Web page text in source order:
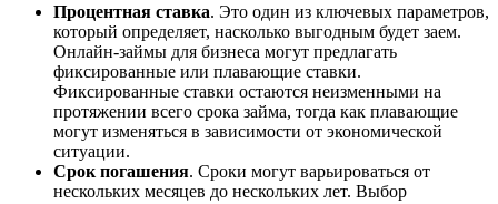
Процентная ставка. Это один из ключевых параметров,
который определяет, насколько выгодным будет заем.
Онлайн-займы для бизнеса могут предлагать
фиксированные или плавающие ставки.
Фиксированные ставки остаются неизменными на
протяжении всего срока займа, тогда как плавающие
могут изменяться в зависимости от экономической
ситуации.
Срок погашения. Сроки могут варьироваться от
нескольких месяцев до нескольких лет. Выбор